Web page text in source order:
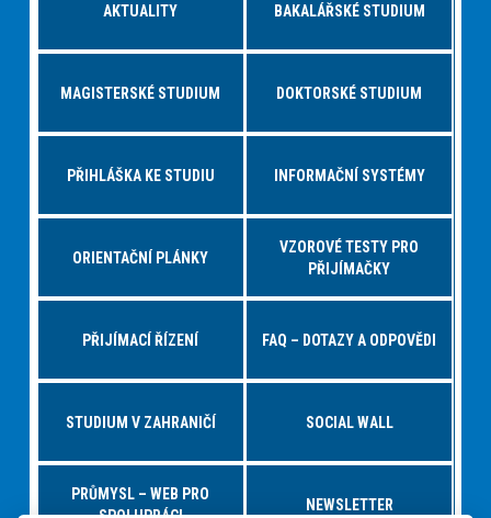
AKTUALITY BAKALÁŘSKÉ STUDIUM
MAGISTERSKÉ STUDIUM DOKTORSKÉ STUDIUM
PŘIHLÁŠKA KE STUDIU INFORMAČNÍ SYSTÉMY
ORIENTAČNÍ PLÁNKY
VZOROVÉ TESTY PRO
PŘIJÍMAČKY
PŘIJÍMACÍ ŘÍZENÍ FAQ – DOTAZY A ODPOVĚDI
STUDIUM V ZAHRANIČÍ SOCIAL WALL
PRŮMYSL – WEB PRO
NEWSLETTER